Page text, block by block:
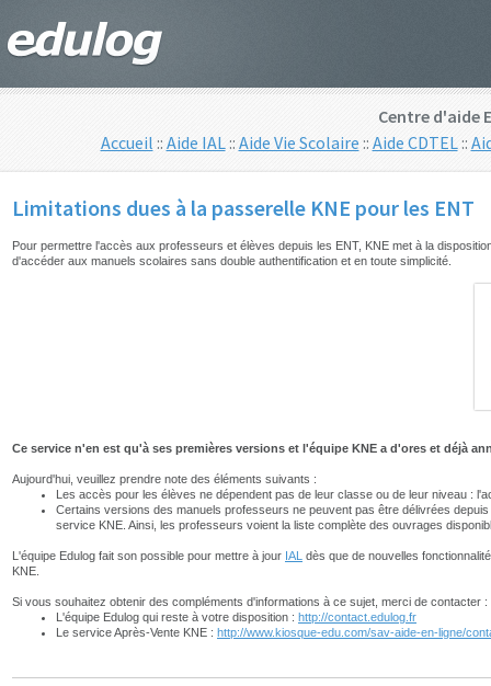
Centre d'aide
Accueil :: Aide IAL:: Aide Vie Scolaire :: Aide CDTEL::
Limitations dues à la passerelle KNE pour les ENT
Pour permettre l'accès aux professeurs et élèves depuis les ENT, KNE met à la
d'accéder aux manuels scolaires sans double authentification et en toute simplicité.
Ce service n'en est qu'à ses premières versions et l'équipe KNE a d'ores et déjà
Aujourd'hui, veuillez prendre note des éléments suivants :
Les accès pour les élèves ne dépendent pas de leur classe ou de leur niveau :
Certains versions des manuels professeurs ne peuvent pas être délivrées
service KNE. Ainsi, les professeurs voient la liste complète des ouvrages
L'équipe Edulog fait son possible pour mettre à jour IAL dès que de nouvelles
KNE.
Si vous souhaitez obtenir des compléments d'informations à ce sujet, merci de contacter :
L'équipe Edulog qui reste à votre disposition : http://contact.edulog.fr
Le service Après-Vente KNE : http://www.kiosque-edu.com/sav-aide-en-ligne/